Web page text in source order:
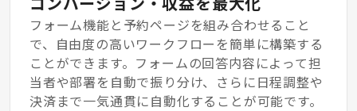
フォーム機能と予約ページを組み合わせること
で、自由度の高いワークフローを簡単に構築する
ことができます。フォームの回答内容によって担
当者や部署を自動で振り分け、さらに日程調整や
決済まで一気通貫に自動化することが可能です。